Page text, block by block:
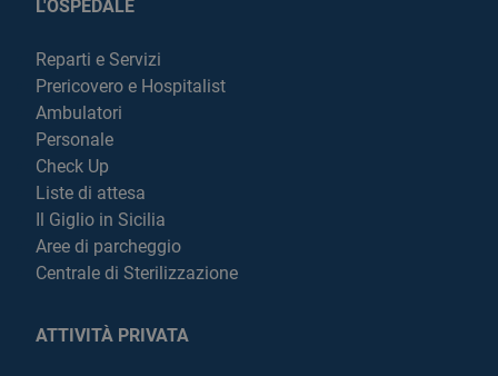
L'OSPEDALE
Reparti e Servizi
Prericovero e Hospitalist
Ambulatori
Personale
Check Up
Liste di attesa
Il Giglio in Sicilia
Aree di parcheggio
Centrale di Sterilizzazione
ATTIVITÀ PRIVATA